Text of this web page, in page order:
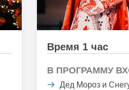
Время 1 час
В ПРОГРАММУ
Дед Мороз и